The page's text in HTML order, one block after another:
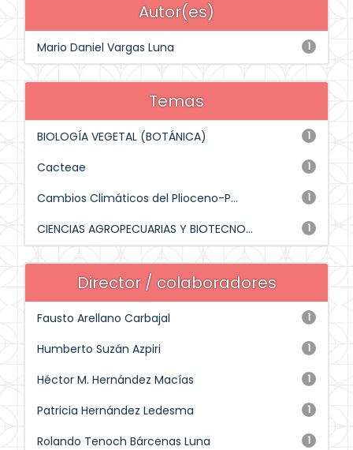
Autor(es)
1
Mario Daniel Vargas Luna
Temas
1
BIOLOGÍA VEGETAL (BOTÁNICA)
1
Cacteae
1
Cambios Climáticos del Plioceno-P...
1
CIENCIAS AGROPECUARIAS Y BIOTECNO...
Director / colaboradores
1
Fausto Arellano Carbajal
1
Humberto Suzán Azpiri
1
Héctor M. Hernández Macías
1
Patricia Hernández Ledesma
1
Rolando Tenoch Bárcenas Luna